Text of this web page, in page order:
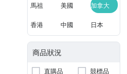
馬祖 美國 加拿大
香港 中國 日本
商品狀況
直購品
競標品